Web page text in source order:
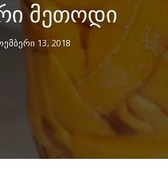
მეთოდი
13, 2018